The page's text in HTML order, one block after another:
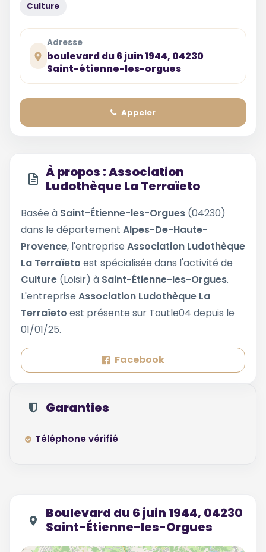
Culture
Adresse
boulevard du 6 juin 1944, 04230
Saint-étienne-les-orgues
Appeler
À propos : Association
Ludothèque La Terraïeto
Basée à Saint-Étienne-les-Orgues (04230)
dans le département Alpes-De-Haute-
Provence, l'entreprise Association Ludothèque
La Terraïeto est spécialisée dans l'activité de
Culture (Loisir) à Saint-Étienne-les-Orgues.
L'entreprise Association Ludothèque La
Terraïeto est présente sur Toutle04 depuis le
01/01/25.
Facebook
Garanties
Téléphone vérifié
Boulevard du 6 juin 1944, 04230
Saint-Étienne-les-Orgues